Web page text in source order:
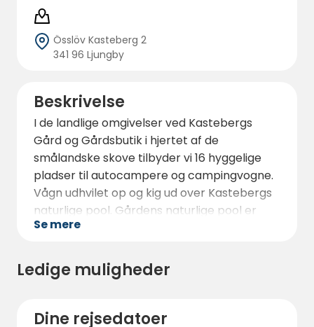
Össlöv Kasteberg 2
341 96 Ljungby
Beskrivelse
I de landlige omgivelser ved Kastebergs
Gård og Gårdsbutik i hjertet af de
smålandske skove tilbyder vi 16 hyggelige
pladser til autocampere og campingvogne.
Vågn udhvilet op og kig ud over Kastebergs
naturlige pool. Gårdens naturlige pool er
fyldt med vand fra skoven, undergrunden og
hverdagen på en svensk gård. Lugt til det
nyslåede hø, gå gennem fårefolden og leg
På Kastebergs Gård har gæsterne adgang
Se mere
Ledige muligheder
Dine rejsedatoer